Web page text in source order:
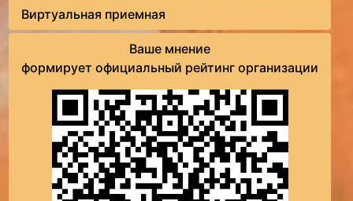
Виртуальная приемная
Ваше мнение
формирует официальный рейтинг организации